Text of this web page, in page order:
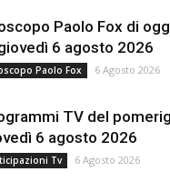
Paolo Fox di
6 agosto 2026
Paolo Fox 6 Agosto 2026
TV del
6 agosto 2026
Tv 6 Agosto 2026